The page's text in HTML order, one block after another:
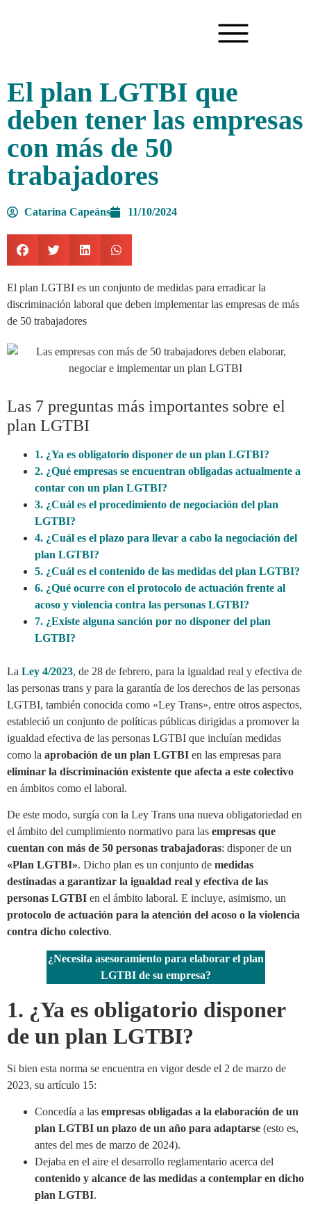
El plan LGTBI que
deben tener las empresas
con más de 50
trabajadores
Catarina Capeáns 11/10/2024
El plan LGTBI es un conjunto de medidas para erradicar la
discriminación laboral que deben implementar las empresas de más
de 50 trabajadores
Las 7 preguntas más importantes sobre el
plan LGTBI
1. ¿Ya es obligatorio disponer de un plan LGTBI?
2. ¿Qué empresas se encuentran obligadas actualmente a
contar con un plan LGTBI?
3. ¿Cuál es el procedimiento de negociación del plan
LGTBI?
4. ¿Cuál es el plazo para llevar a cabo la negociación del
plan LGTBI?
5. ¿Cuál es el contenido de las medidas del plan LGTBI?
6. ¿Qué ocurre con el protocolo de actuación frente al
acoso y violencia contra las personas LGTBI?
7. ¿Existe alguna sanción por no disponer del plan
LGTBI?
La Ley 4/2023, de 28 de febrero, para la igualdad real y efectiva de
las personas trans y para la garantía de los derechos de las personas
LGTBI, también conocida como «Ley Trans», entre otros aspectos,
estableció un conjunto de políticas públicas dirigidas a promover la
igualdad efectiva de las personas LGTBI que incluían medidas
como la aprobación de un plan LGTBI en las empresas para
eliminar la discriminación existente que afecta a este colectivo
en ámbitos como el laboral.
De este modo, surgía con la Ley Trans una nueva obligatoriedad en
el ámbito del cumplimiento normativo para las empresas que
cuentan con más de 50 personas trabajadoras: disponer de un
«Plan LGTBI». Dicho plan es un conjunto de medidas
destinadas a garantizar la igualdad real y efectiva de las
personas LGTBI en el ámbito laboral. E incluye, asimismo, un
protocolo de actuación para la atención del acoso o la violencia
contra dicho colectivo.
¿Necesita asesoramiento para elaborar el plan
LGTBI de su empresa?
1. ¿Ya es obligatorio disponer
de un plan LGTBI?
Si bien esta norma se encuentra en vigor desde el 2 de marzo de
2023, su artículo 15:
Concedía a las empresas obligadas a la elaboración de un
plan LGTBI un plazo de un año para adaptarse (esto es,
antes del mes de marzo de 2024).
Dejaba en el aire el desarrollo reglamentario acerca del
contenido y alcance de las medidas a contemplar en dicho
plan LGTBI.